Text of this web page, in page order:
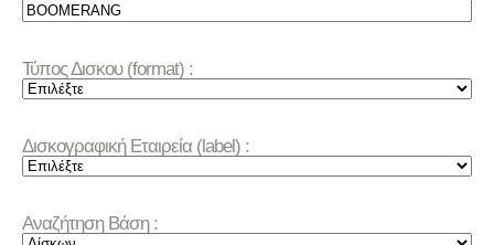
Τύπος Δισκου (format) :
Δισκογραφική Εταιρεία (label) :
Αναζήτηση Βάση :